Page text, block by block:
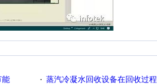
能 · 蒸汽冷凝水回收设备在回收过程中的运行要点